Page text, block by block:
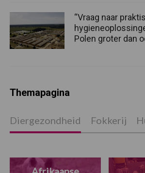
“Vraag naar
Polen groter dan
Themapagina
Diergezondheid Fokkerij